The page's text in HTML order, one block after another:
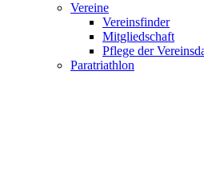
Vereine
Vereinsfinder
Mitgliedschaft
Pflege der
Paratriathlon